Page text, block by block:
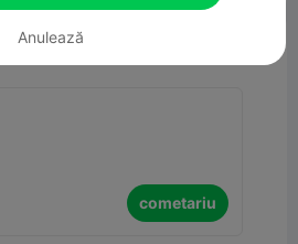
cometariu
Anulează